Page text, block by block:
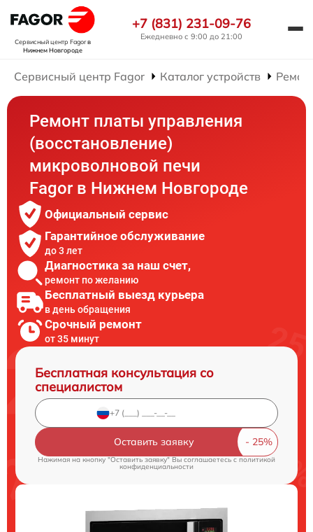
Сервисный центр Fagorв
Нижнем Новгороде
+7 (831) 231-09-76
Ежедневно с 9:00 до 21:00
Сервисный центр Fagor Каталог устройств
Ремонт платы управления
(восстановление)
микроволновой печи
Fagor в Нижнем Новгороде
Официальный сервис
Гарантийное обслуживание
до 3 лет
Диагностика за наш счет,
ремонт по желанию
Бесплатный выезд курьера
в день обращения
Срочный ремонт
от 35 минут
Бесплатная консультация со
специалистом
Оставить заявку
Нажимая на кнопку "Оставить заявку" Вы соглашаетесь cполитикой
конфиденциальности